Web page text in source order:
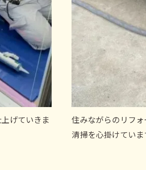
げていきま
住みながらのリフ
清掃を心掛けていま